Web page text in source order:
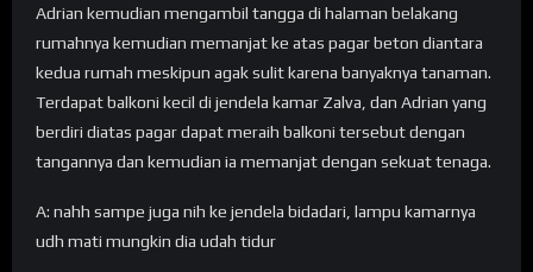
Adrian kemudian mengambil tangga di halaman belakang
rumahnya kemudian memanjat ke atas pagar beton diantara
kedua rumah meskipun agak sulit karena banyaknya tanaman.
Terdapat balkoni kecil di jendela kamar Zalva, dan Adrian yang
berdiri diatas pagar dapat meraih balkoni tersebut dengan
tangannya dan kemudian ia memanjat dengan sekuat tenaga.
A: nahh sampe juga nih ke jendela bidadari, lampu kamarnya
udh mati mungkin dia udah tidur